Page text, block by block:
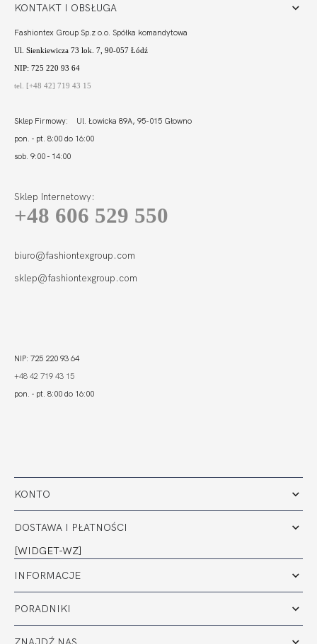
FORTUNA
KONTO
DOSTAWA I PŁATNOŚCI
[WIDGET-WZ]
INFORMACJE
PORADNIKI
KONTAKT I OBSŁUGA
Fashiontex Group Sp.z o.o. Spółka komandytowa
Ul. Sienkiewicza 73 lok. 7, 90-057 Łódź
NIP: 725 220 93 64
tel. [+48 42] 719 43 15
Sklep Firmowy: Ul. Łowicka 89A, 95-015 Głowno
pon. - pt. 8:00 do 16:00
sob. 9:00 - 14:00
Sklep Internetowy:
+48 606 529 550
biuro@fashiontexgroup.com
sklep@fashiontexgroup.com
NIP: 725 220 93 64
+48 42 719 43 15
pon. - pt. 8:00 do 16:00